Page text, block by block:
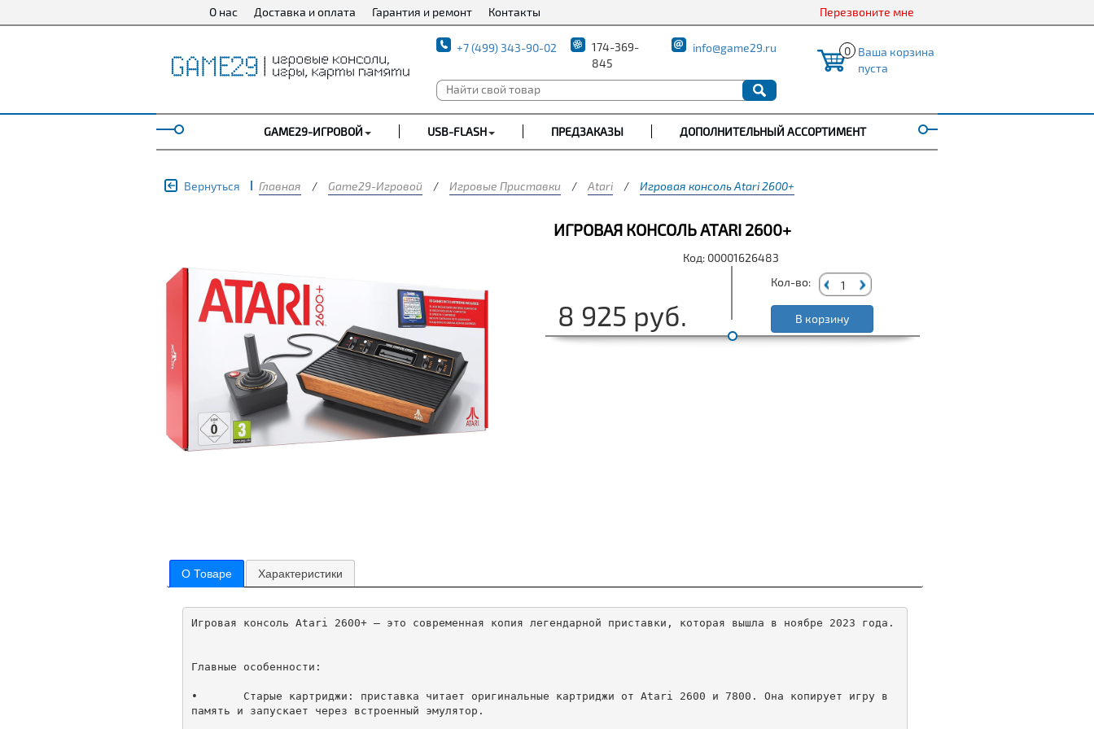
О нас Доставка и оплата Гарантия и ремонт Контакты Перезвоните мне
+7 (499) 343-90-02
174-369-
845
info@game29.ru 0 Ваша корзина
пуста
GAME29-ИГРОВОЙ USB-FLASH ПРЕДЗАКАЗЫ ДОПОЛНИТЕЛЬНЫЙ АССОРТИМЕНТ
Вернуться Главная / Game29-Игровой / Игровые Приставки / Atari / Игровая консоль Atari 2600+
ИГРОВАЯ КОНСОЛЬ ATARI 2600+
Код: 00001626483
8 925 руб.
Кол-во:
В корзину
О Товаре Характеристики
Игровая консоль Atari 2600+ — это современная копия легендарной приставки, которая вышла в ноябре 2023 года.
Главные особенности:
•	Старые картриджи: приставка читает оригинальные картриджи от Atari 2600 и 7800. Она копирует игру в
память и запускает через встроенный эмулятор.